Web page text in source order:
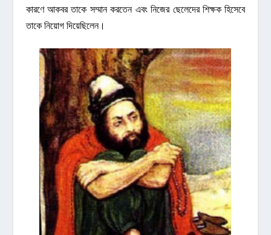
কারণে আকবর তাকে সম্মান করতেন এবং নিজের ছেলেদের শিক্ষক হিসেবে
তাকে নিয়োগ দিয়েছিলেন।